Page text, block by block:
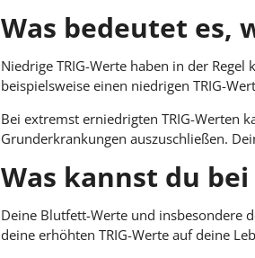
Was bedeutet es,
Niedrige TRIG-Werte haben in der
beispielsweise einen niedrigen TRIG-
Bei extremst erniedrigten TRIG-Werten
Grunderkrankungen auszuschließen.
Was kannst du
Deine Blutfett-Werte und insbesondere
deine erhöhten TRIG-Werte auf deine